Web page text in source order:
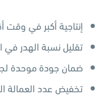
إنتاجية أكبر في وقت
تقليل نسبة الهدر في
ضمان جودة موحدة
تخفيض عدد العمالة